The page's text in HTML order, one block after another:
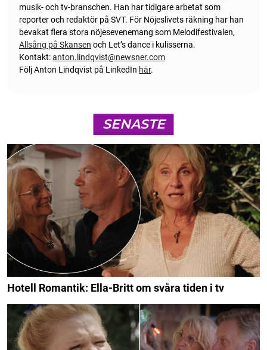
musik- och tv-branschen. Han har tidigare arbetat som
reporter och redaktör på SVT. För Nöjeslivets räkning har han
bevakat flera stora nöjesevenemang som Melodifestivalen,
Allsång på Skansen och Let’s dance i kulisserna.
Kontakt:anton.lindqvist@newsner.com
Följ Anton Lindqvist på LinkedIn här.
SENASTE
Hotell Romantik: Ella-Britt om svåra tiden i tv